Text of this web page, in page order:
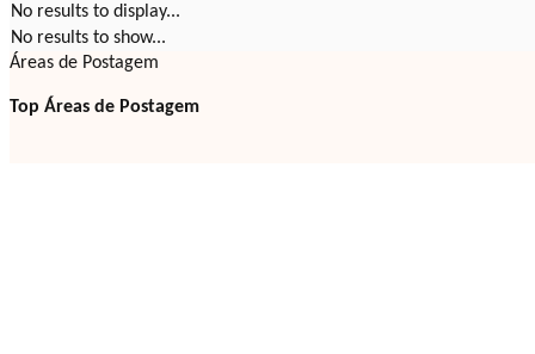
No results to display...
No results to show...
Áreas de Postagem
Top Áreas de Postagem